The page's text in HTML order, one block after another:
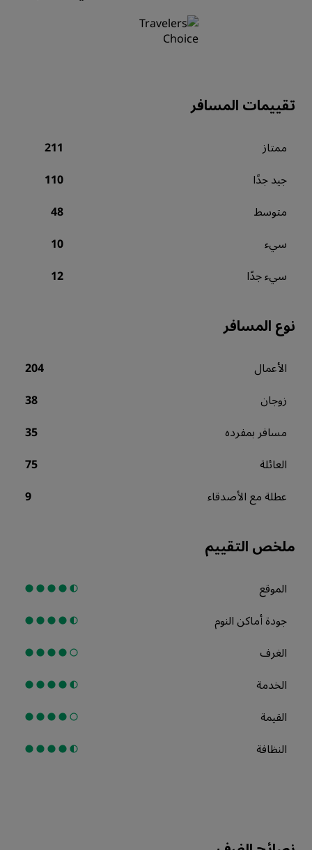
تقييمات المسافر
ممتاز 211
جيد جدًا 110
متوسط 48
سيء 10
سيء جدًا 12
نوع المسافر
الأعمال 204
زوجان 38
مسافر بمفرده 35
العائلة 75
عطلة مع الأصدقاء 9
ملخص التقييم
الموقع
جودة أماكن النوم
الغرف
الخدمة
القيمة
النظافة